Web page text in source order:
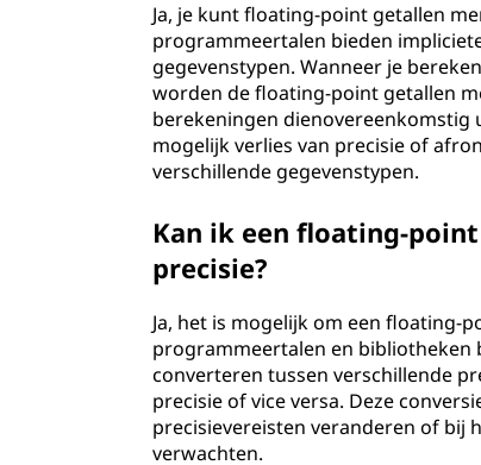
Ja, je kunt floating-point getallen
programmeertalen bieden
gegevenstypen. Wanneer je
worden de floating-point getallen
berekeningen
mogelijk verlies van precisie of
verschillende gegevenstypen.
Kan ik een floating-
precisie?
Ja, het is mogelijk om een floating-
programmeertalen en
converteren tussen verschillende
precisie of vice versa. Deze
precisievereisten veranderen of bij
verwachten.